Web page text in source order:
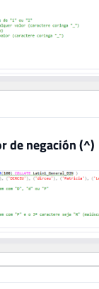
de negación (^)